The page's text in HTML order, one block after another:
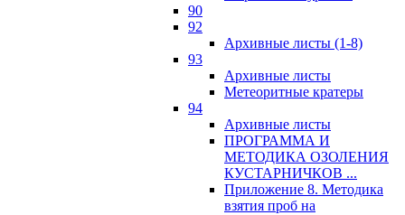
90
92
Архивные листы (1-8)
93
Архивные листы
Метеоритные кратеры
94
Архивные листы
ПРОГРАММА И
МЕТОДИКА ОЗОЛЕНИЯ
КУСТАРНИЧКОВ ...
Приложение 8. Методика
взятия проб на